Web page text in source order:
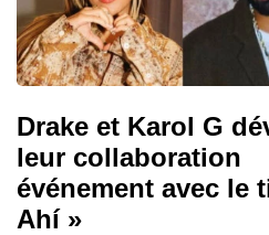
Drake et Karol G
leur collaboration
événement avec le
Ahí »